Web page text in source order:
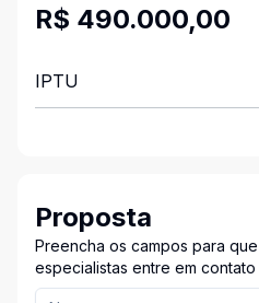
R$ 490.000,00
IPTU
Proposta
Preencha os campos para
especialistas entre em contato